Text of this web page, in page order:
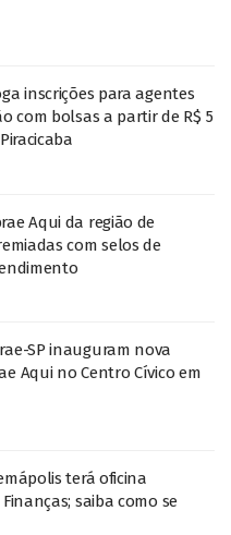
inscrições para agentes
com bolsas a partir de R$ 5
Aqui da região de
com selos de
SP inauguram nova
Aqui no Centro Cívico em
terá oficina
saiba como se